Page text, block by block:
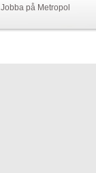
Jobba på Metropol